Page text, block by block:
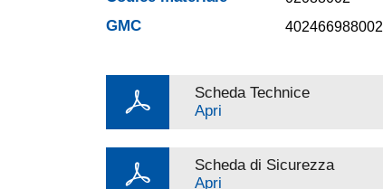
GMC
Scheda Technice
Apri
Scheda di Sicurezza
Apri